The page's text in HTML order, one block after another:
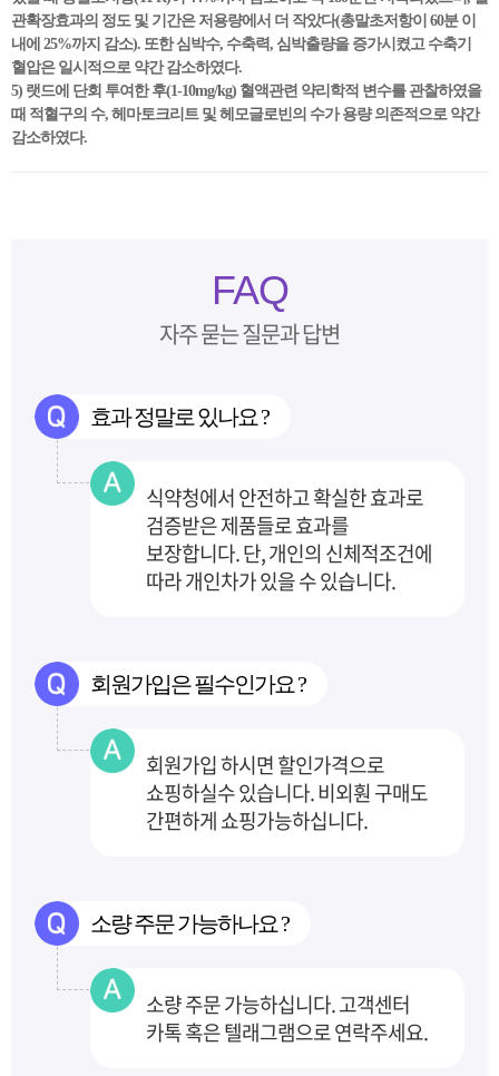
관확장효과의 정도 및 기간은 저용량에서 더 작았다(총말초저항이 60분 이
내에 25%까지 감소). 또한 심박수, 수축력, 심박출량을 증가시켰고 수축기
혈압은 일시적으로 약간 감소하였다.
5) 랫드에 단회 투여한 후(1-10mg/kg) 혈액관련 약리학적 변수를 관찰하였을
때 적혈구의 수, 헤마토크리트 및 헤모글로빈의 수가 용량 의존적으로 약간
감소하였다.
FAQ
자주 묻는 질문과 답변
효과 정말로 있나요 ?
식약청에서 안전하고 확실한 효과로
검증받은 제품들로 효과를
보장합니다.단, 개인의 신체적조건에
따라 개인차가 있을 수 있습니다.
회원가입은 필수인가요 ?
회원가입 하시면 할인가격으로
쇼핑하실수 있습니다. 비외훤 구매도
간편하게 쇼핑가능하십니다.
소량 주문 가능하나요 ?
소량 주문 가능하십니다. 고객센터
카톡 혹은 텔래그램으로 연락주세요.